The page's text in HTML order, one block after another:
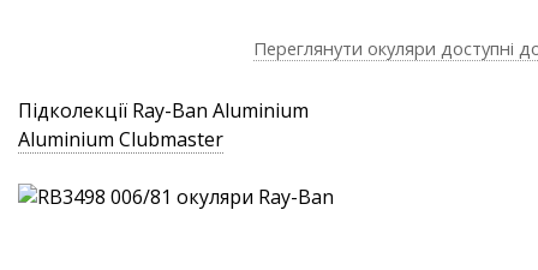
Переглянути окуляри доступні
Підколекції Ray-Ban Aluminium
Aluminium Clubmaster